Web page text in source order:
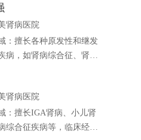
道疾病、胃肠道疾病、腰
痛、月经病、皮炎湿疹等
有一定诊治心得。
肾病医院
：擅长各种原发性和继发
病，如肾病综合征、肾功
尿病肾病、肾小管间质性
疮性肾炎、 紫癜性肾炎
肾病医院
：擅长IGA肾病、小儿肾
综合征疾病等，临床经验